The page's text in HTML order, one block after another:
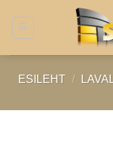
content
ESILEHT /